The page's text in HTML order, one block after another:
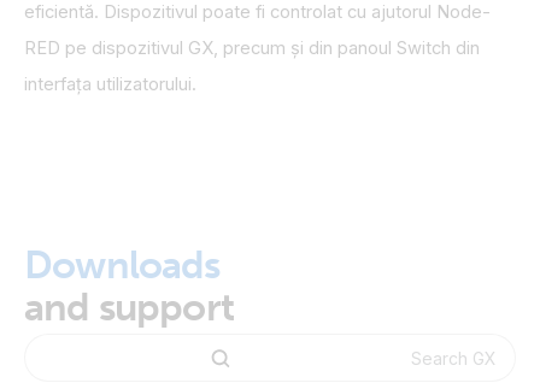
eficientă. Dispozitivul poate fi controlat cu ajutorul Node-
RED pe dispozitivul GX, precum și din panoul Switch din
interfața utilizatorului.
Downloads
and support